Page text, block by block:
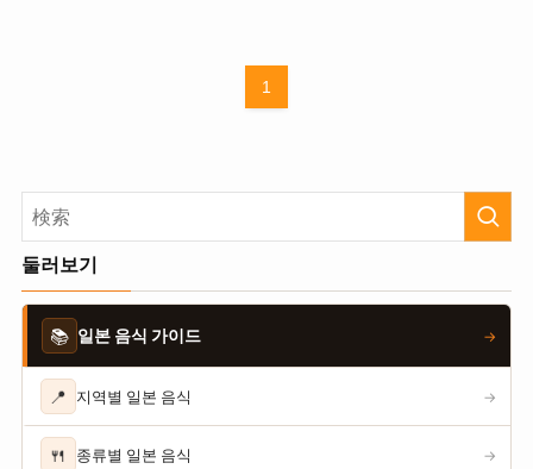
1
둘러보기
📚 일본 음식 가이드 →
📍 지역별 일본 음식 →
🍴 종류별 일본 음식 →